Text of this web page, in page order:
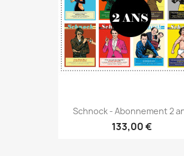
Schnock - Abonnement 2
133,00 €